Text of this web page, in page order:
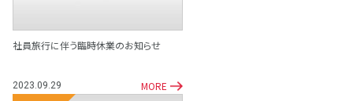
社員旅行に伴う臨時休業のお知らせ
2023.09.29 MORE